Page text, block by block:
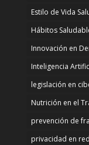
Estilo de Vida
Hábitos
Innovación en
Inteligencia
legislación en
Nutrición en el
prevención de
privacidad en